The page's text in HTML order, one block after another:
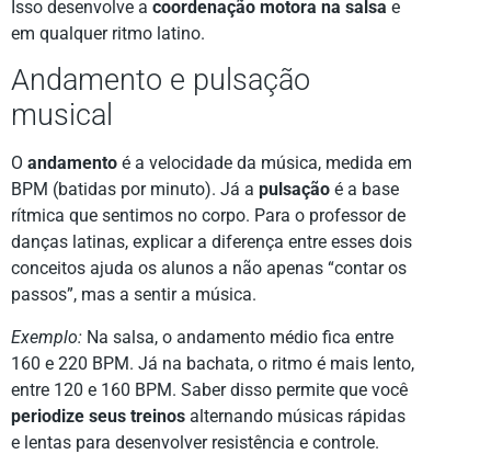
Isso desenvolve a coordenação motora na salsa e
em qualquer ritmo latino.
Andamento e pulsação
musical
O andamento é a velocidade da música, medida em
BPM (batidas por minuto). Já a pulsação é a base
rítmica que sentimos no corpo. Para o professor de
danças latinas, explicar a diferença entre esses dois
conceitos ajuda os alunos a não apenas “contar os
passos”, mas a sentir a música.
Exemplo: Na salsa, o andamento médio fica entre
160 e 220 BPM. Já na bachata, o ritmo é mais lento,
entre 120 e 160 BPM. Saber disso permite que você
periodize seus treinos alternando músicas rápidas
e lentas para desenvolver resistência e controle.